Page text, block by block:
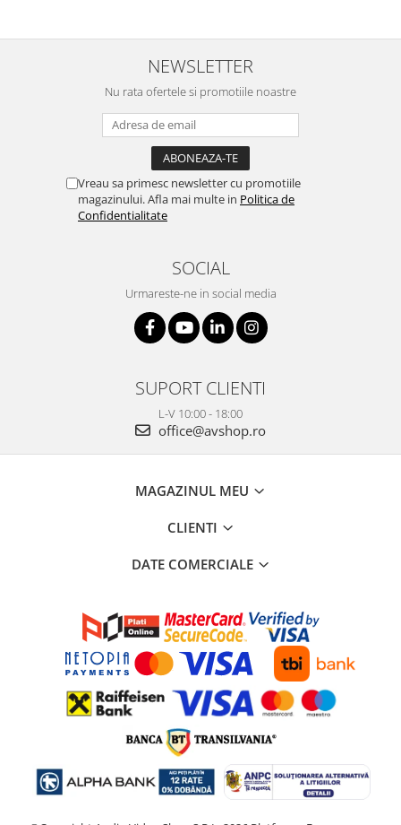
NEWSLETTER
Nu rata ofertele si promotiile noastre
Vreau sa primesc newsletter cu promotiile
magazinului. Afla mai multe in Politica de
Confidentialitate
SOCIAL
Urmareste-ne in social media
SUPORT CLIENTI
L-V 10:00 - 18:00
office@avshop.ro
MAGAZINUL MEU
CLIENTI
DATE COMERCIALE